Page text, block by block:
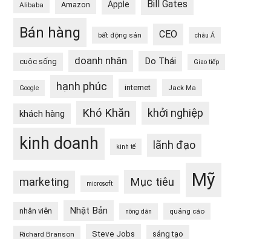
Alibaba Amazon Apple Bill Gates
Bán hàng bất động sản CEO châu Á
cuộc sống doanh nhân Do Thái Giao tiếp
Google hạnh phúc internet Jack Ma
khách hàng Khó Khăn khởi nghiệp
kinh doanh kinh tế lãnh đạo
marketing microsoft Mục tiêu Mỹ
nhân viên Nhật Bản nông dân quảng cáo
Richard Branson Steve Jobs sáng tạo